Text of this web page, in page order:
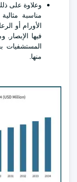
وعلاوة على
مناسبة
الأورام أو
فيها
المستشفيات
منها.